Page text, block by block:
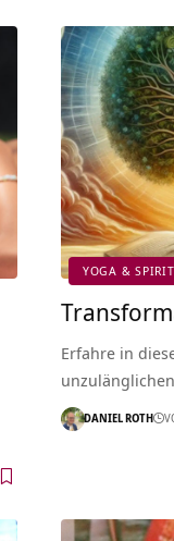
YOGA &
Erfahre in
DANIEL ROTH